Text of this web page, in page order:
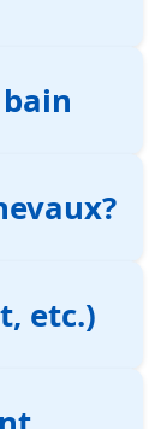
etc.)